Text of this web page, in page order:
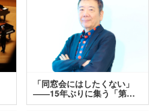
「同窓会にはしたくない」
――15年ぶりに集う「第…